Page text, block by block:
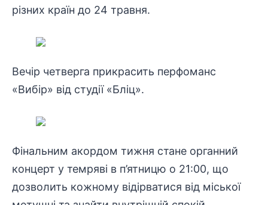
різних країн до 24 травня.
Вечір четверга прикрасить перфоманс
«Вибір» від студії «Бліц».
Фінальним акордом тижня стане органний
концерт у темряві в п’ятницю о 21:00, що
дозволить кожному відірватися від міської